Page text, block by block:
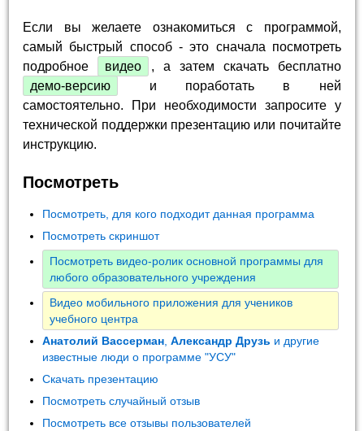
Если вы желаете ознакомиться с программой,
самый быстрый способ - это сначала посмотреть
подробное
видео
, а затем скачать бесплатно
демо-версию
и поработать в ней
самостоятельно. При необходимости запросите у
технической поддержки презентацию или почитайте
инструкцию.
Посмотреть
Посмотреть, для кого подходит данная программа
Посмотреть скриншот
Посмотреть видео-ролик основной программы для
любого образовательного учреждения
Видео мобильного приложения для учеников
учебного центра
Анатолий Вассерман ,Александр Друзь и другие
известные люди о программе "УСУ"
Скачать презентацию
Посмотреть случайный отзыв
Посмотреть все отзывы пользователей